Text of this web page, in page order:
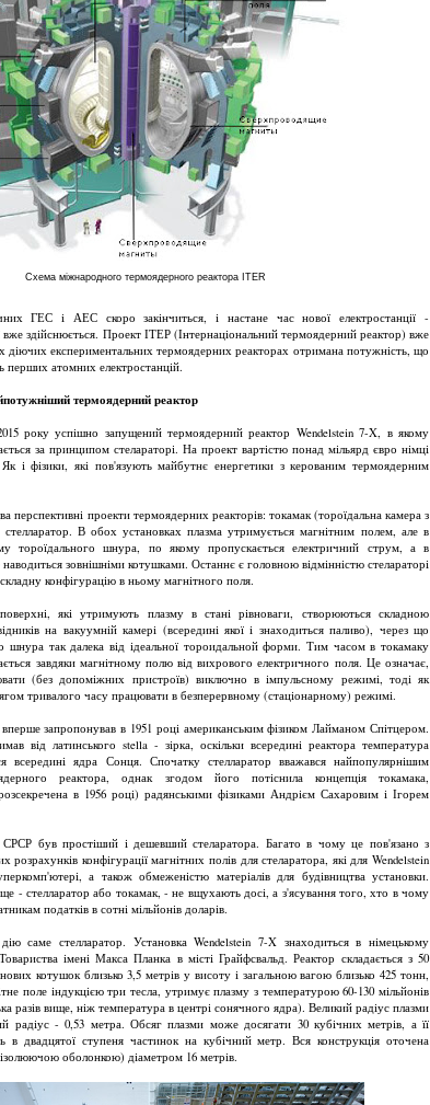
Схема міжнародного термоядерного реактора ITER
ГЕС і АЕС скоро закінчиться, і настане час нової електростанції -
вже здійснюється. Проект ІТЕР (Інтернаціональний термоядерний реактор) вже
експериментальних термоядерних реакторах отримана потужність, що
атомних електростанцій.
термоядерний реактор
року успішно запущений термоядерний реактор Wendelstein 7-X, в якому
за принципом стелараторі. На проект вартістю понад мільярд євро німці
Як і фізики, які пов'язують майбутнє енергетики з керованим термоядерним
перспективні проекти термоядерних реакторів: токамак (тороїдальна камера з
В обох установках плазма утримується магнітним полем, але в
тороїдального шнура, по якому пропускається електричний струм, а в
наводиться зовнішніми котушками. Останнє є головною відмінністю стелараторі
конфігурацію в ньому магнітного поля.
які утримують плазму в стані рівноваги, створюються складною
на вакуумній камері (всередині якої і знаходиться паливо), через що
шнура так далека від ідеальної тороидальной форми. Тим часом в токамаку
завдяки магнітному полю від вихрового електричного поля. Це означає,
(без допоміжних пристроїв) виключно в імпульсному режимі, тоді як
тривалого часу працювати в безперервному (стаціонарному) режимі.
запропонував в 1951 році американським фізиком Лайманом Спітцером.
від латинського stella - зірка, оскільки всередині реактора температура
всередині ядра Сонця. Спочатку стелларатор вважався найпопулярнішим
реактора, однак згодом його потіснила концепція токамака,
в 1956 році) радянськими фізиками Андрієм Сахаровим і Ігорем
був простіший і дешевший стеларатора. Багато в чому це пов'язано з
розрахунків конфігурації магнітних полів для стеларатора, які для Wendelstein
а також обмеженістю матеріалів для будівництва установки.
- стелларатор або токамак, - не вщухають досі, а з'ясування того, хто в чому
податків в сотні мільйонів доларів.
саме стелларатор. Установка Wendelstein 7-X знаходиться в німецькому
імені Макса Планка в місті Грайфсвальд. Реактор складається з 50
котушок близько 3,5 метрів у висоту і загальною вагою близько 425 тонн,
поле індукцією три тесла, утримує плазму з температурою 60-130 мільйонів
разів вище, ніж температура в центрі сонячного ядра). Великий радіус плазми
радіус - 0,53 метра. Обсяг плазми може досягати 30 кубічних метрів, а її
в двадцятої ступеня частинок на кубічний метр. Вся конструкція оточена
оболонкою) діаметром 16 метрів.